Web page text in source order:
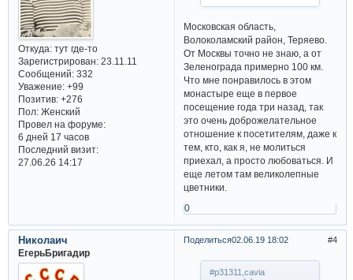
Откуда:тут где-то
Зарегистрирован: 23.11.11
Сообщений:332
Уважение: +99
Позитив: +276
Пол:Женский
Провел на форуме:
6 дней 17 часов
Последний визит:
27.06.26 14:17
Московская область,
Волоколамский район, Теряево.
От Москвы точно не знаю, а от
Зеленограда примерно 100 км.
Что мне понравилось в этом
монастыре еще в первое
посещение года три назад, так
это очень доброжелательное
отношение к посетителям, даже к
тем, кто, как я, не молиться
приехал, а просто любоваться. И
еще летом там великолепные
цветники.
0
Поделиться 4
02.06.19 18:02
Николаич
ЕгерьБригадир
#p31311,cavia